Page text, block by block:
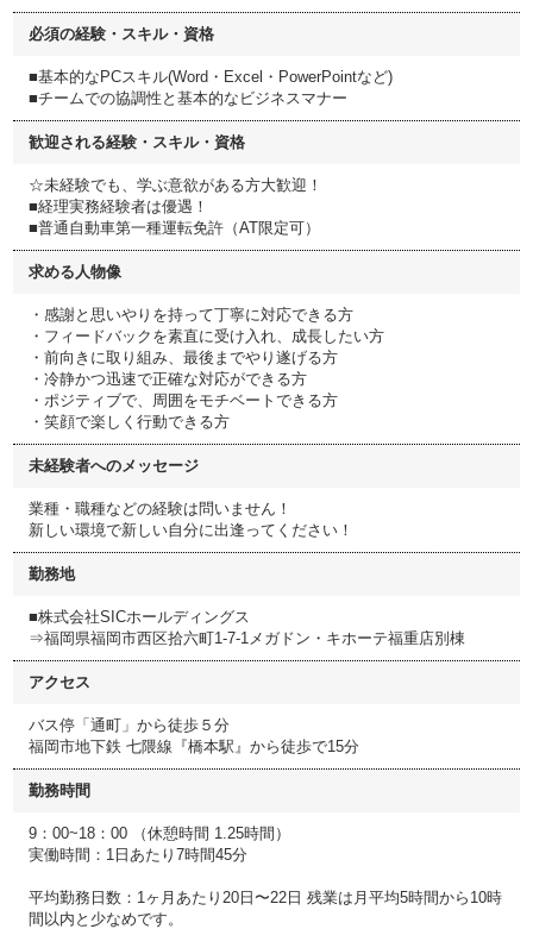
必須の経験・スキル・資格
■基本的なPCスキル(Word・Excel・PowerPointなど)
■チームでの協調性と基本的なビジネスマナー
歓迎される経験・スキル・資格
☆未経験でも、学ぶ意欲がある方大歓迎！
■経理実務経験者は優遇！
■普通自動車第一種運転免許（AT限定可）
求める人物像
・感謝と思いやりを持って丁寧に対応できる方
・フィードバックを素直に受け入れ、成長したい方
・前向きに取り組み、最後までやり遂げる方
・冷静かつ迅速で正確な対応ができる方
・ポジティブで、周囲をモチベートできる方
・笑顔で楽しく行動できる方
未経験者へのメッセージ
業種・職種などの経験は問いません！
新しい環境で新しい自分に出逢ってください！
勤務地
■株式会社SICホールディングス
⇒福岡県福岡市西区拾六町1-7-1メガドン・キホーテ福重店別棟
アクセス
バス停「通町」から徒歩５分
福岡市地下鉄 七隈線『橋本駅』から徒歩で15分
勤務時間
9：00~18：00 （休憩時間 1.25時間）
実働時間：1日あたり7時間45分
平均勤務日数：1ヶ月あたり20日〜22日 残業は月平均5時間から10時
間以内と少なめです。